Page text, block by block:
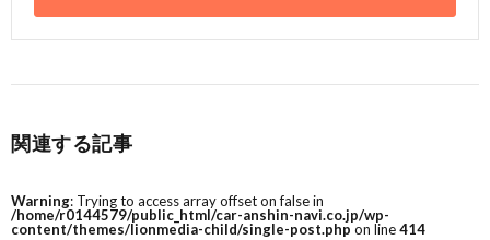
関連する記事
Warning: Trying to access array offset on false in
/home/r0144579/public_html/car-anshin-navi.co.jp/wp-
content/themes/lionmedia-child/single-post.php on line414